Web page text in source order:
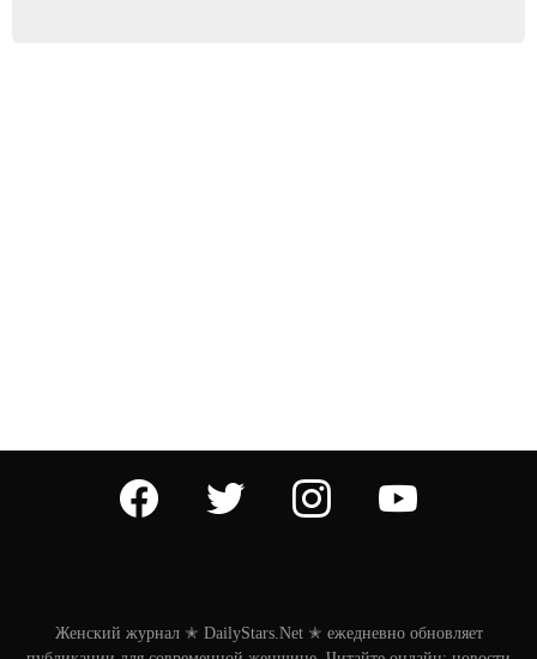
facebook twitter instagram
Женский журнал ✭ DailyStars.Net ✭ ежедневно обновляет